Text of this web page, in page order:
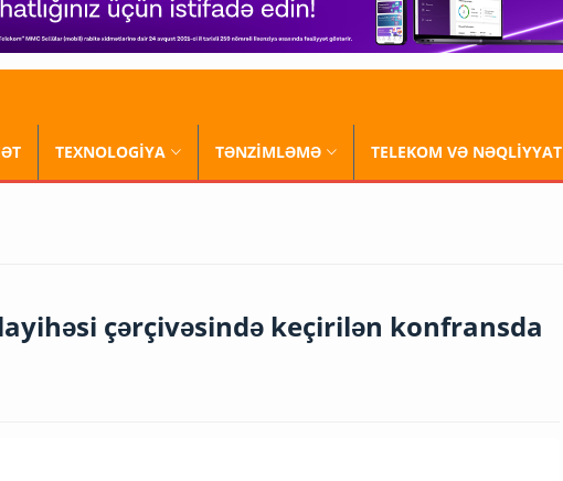
TEXNOLOGİYA TƏNZİMLƏMƏ TELEKOM VƏ NƏQLİYYAT
çərçivəsində keçirilən konfransda